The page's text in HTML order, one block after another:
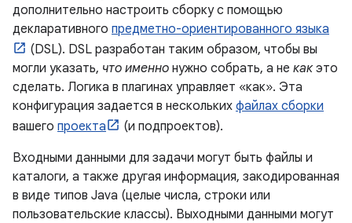
дополнительно настроить сборку с помощью
декларативного предметно-ориентированного языка
(DSL). DSL разработан таким образом, чтобы вы
могли указать, что именно нужно собрать, а не какэто
сделать. Логика в плагинах управляет «как». Эта
конфигурация задается в нескольких файлах сборки
вашего проекта
(и подпроектов).
Входными данными для задачи могут быть файлы и
каталоги, а также другая информация, закодированная
в виде типов Java (целые числа, строки или
пользовательские классы). Выходными данными могут